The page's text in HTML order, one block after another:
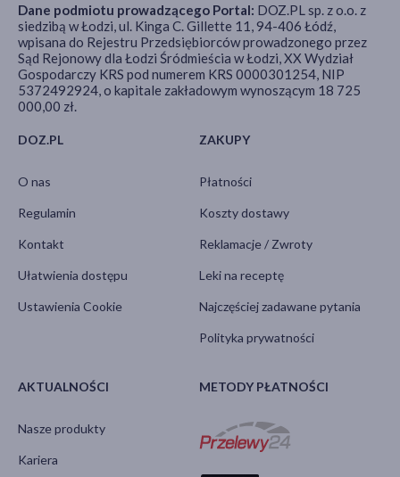
DOZ.PL
O nas
Regulamin
Kontakt
Ułatwienia dostępu
Ustawienia Cookie
ZAKUPY
Płatności
Koszty dostawy
Reklamacje / Zwroty
Leki na receptę
Najczęściej zadawane pytania
Polityka prywatności
AKTUALNOŚCI
Nasze produkty
Kariera
METODY PŁATNOŚCI
Dane podmiotu prowadzącego Portal: DOZ.PL sp. z o.o. z
siedzibą w Łodzi, ul. Kinga C. Gillette 11, 94-406 Łódź,
wpisana do Rejestru Przedsiębiorców prowadzonego przez
Sąd Rejonowy dla Łodzi Śródmieścia w Łodzi, XX Wydział
Gospodarczy KRS pod numerem KRS 0000301254, NIP
5372492924, o kapitale zakładowym wynoszącym 18 725
000,00 zł.